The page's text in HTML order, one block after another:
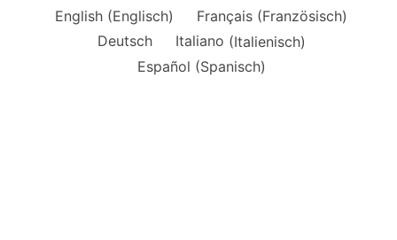
English (Englisch) Français (Französisch)
Deutsch
Italiano (Italienisch)
Español (Spanisch)